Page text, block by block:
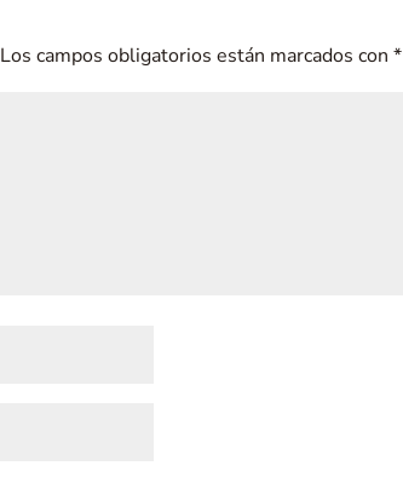
Los campos obligatorios están marcados con*